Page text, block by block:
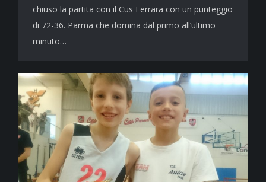
chiuso la partita con il Cus Ferrara con un punteggio
di 72-36. Parma che domina dal primo all’ultimo
minuto…